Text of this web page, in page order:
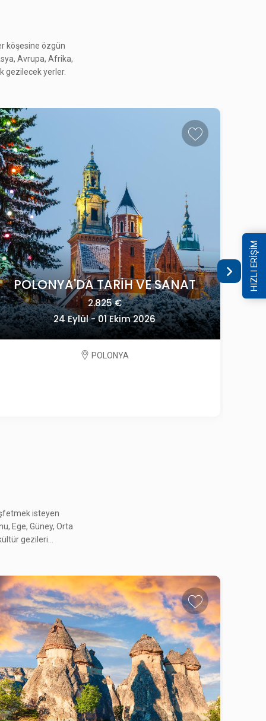
köşesine özgün
Avrupa, Afrika,
gezilecek yerler.
GÜNEY KORE GEZİSİ
4.495 $
14 - 24 Ekim 2026
GÜNEY KORE
isteyen
Ege, Güney, Orta
gezileri...
TREN ILE
HIZLI ERİŞİM